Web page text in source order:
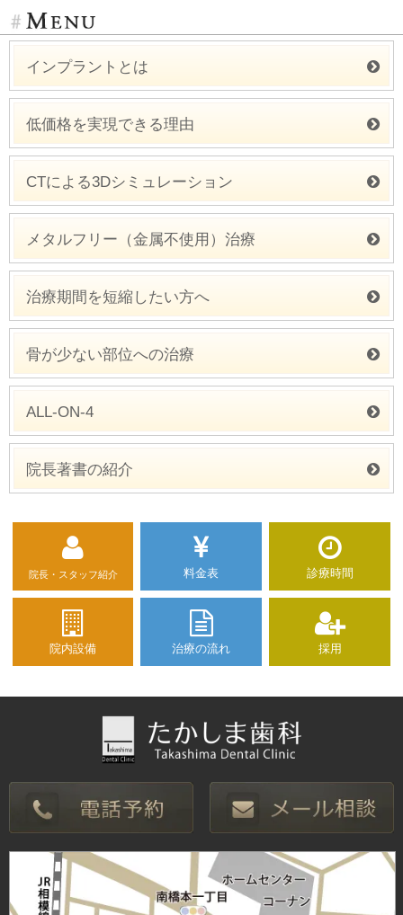
インプラントとは
低価格を実現できる理由
CTによる3Dシミュレーション
メタルフリー（金属不使用）治療
治療期間を短縮したい方へ
骨が少ない部位への治療
ALL-ON-4
院長著書の紹介
院長・スタッフ紹介 料金表 診療時間
院内設備 治療の流れ 採用